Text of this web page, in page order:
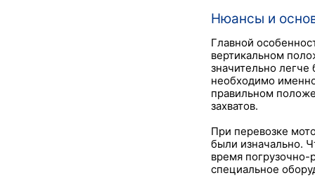
Нюансы и
Главной
вертикальном
значительно
необходимо
правильном
захватов.
При перевозке
были изначально.
время погрузочно-
специальное